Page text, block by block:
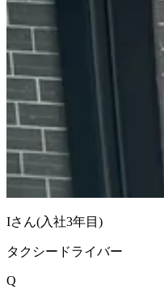
Iさん(入社3年目)
タクシードライバー
Q